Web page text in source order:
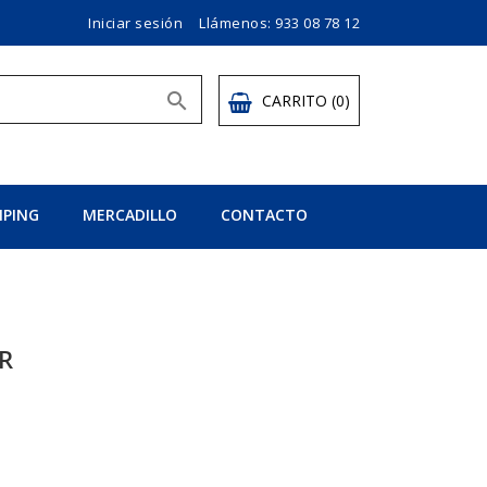
Iniciar sesión Llámenos: 933 08 78 12
CARRITO (0)

MERCADILLO CONTACTO